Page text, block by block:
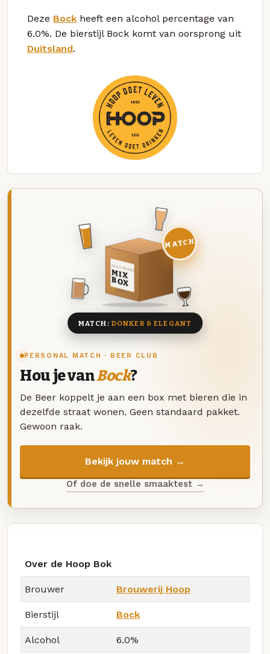
Deze Bock heeft een alcohol percentage van
6.0%. De bierstijl Bock komt van oorsprong uit
Duitsland.
PERSONAL MATCH · BEER CLUB
Hou je vanBock?
De Beer koppelt je aan een box met bieren die in
dezelfde straat wonen. Geen standaard pakket.
Gewoon raak.
Bekijk jouw match →
Of doe de snelle smaaktest →
DEZE MAAND
MIX
BOX
8 BIEREN
MATCH
MATCH: DONKER & ELEGANT
Over de Hoop Bok
Brouwer Brouwerij Hoop
Bierstijl Bock
Alcohol 6.0%